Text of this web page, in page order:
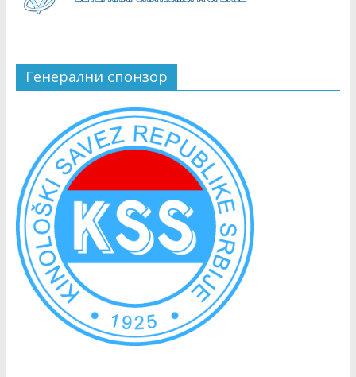
Генерални спонзор